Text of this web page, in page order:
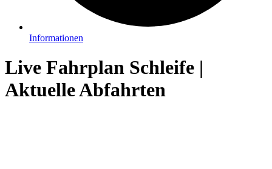
Informationen
Live Fahrplan Schleife |
Aktuelle Abfahrten